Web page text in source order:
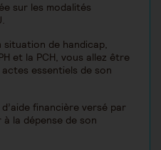
sur les modalités
de handicap,
et la PCH, vous allez être
essentiels de son
financière versé par
la dépense de son